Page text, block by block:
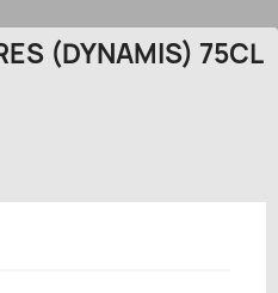
(DYNAMIS) 75CL